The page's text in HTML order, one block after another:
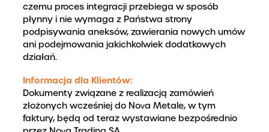
czemu proces integracji przebiega w sposób
płynny i nie wymaga z Państwa strony
podpisywania aneksów, zawierania nowych umów
ani podejmowania jakichkolwiek dodatkowych
działań.
Informacja dla Klientów:
Dokumenty związane z realizacją zamówień
złożonych wcześniej do Nova Metale, w tym
faktury, będą od teraz wystawiane bezpośrednio